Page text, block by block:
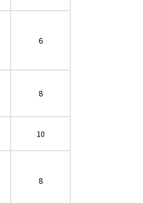
6
8
10
8